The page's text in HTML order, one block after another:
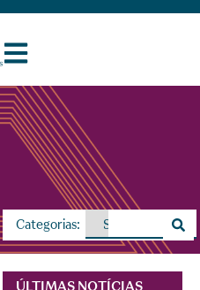
Categorias:
ÚLTIMAS NOTÍCIAS